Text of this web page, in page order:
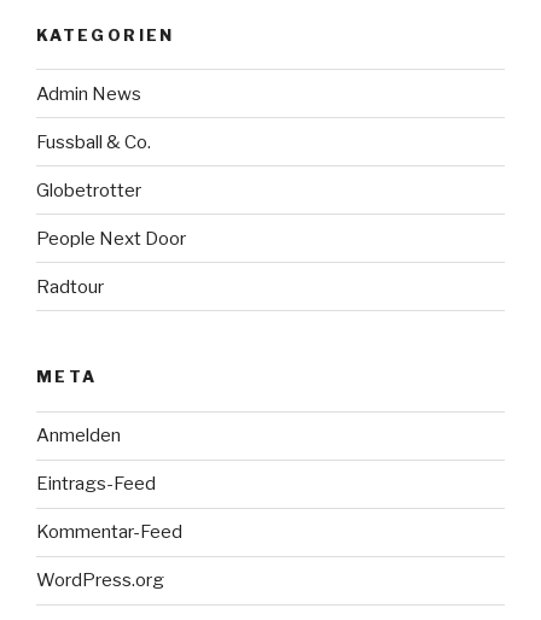
KATEGORIEN
Admin News
Fussball & Co.
Globetrotter
People Next Door
Radtour
META
Anmelden
Eintrags-Feed
Kommentar-Feed
WordPress.org